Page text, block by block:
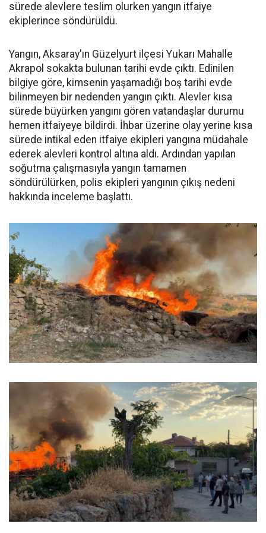
sürede alevlere teslim olurken yangın itfaiye
ekiplerince söndürüldü.
Yangın, Aksaray'ın Güzelyurt ilçesi Yukarı Mahalle
Akrapol sokakta bulunan tarihi evde çıktı. Edinilen
bilgiye göre, kimsenin yaşamadığı boş tarihi evde
bilinmeyen bir nedenden yangın çıktı. Alevler kısa
sürede büyürken yangını gören vatandaşlar durumu
hemen itfaiyeye bildirdi. İhbar üzerine olay yerine kısa
sürede intikal eden itfaiye ekipleri yangına müdahale
ederek alevleri kontrol altına aldı. Ardından yapılan
soğutma çalışmasıyla yangın tamamen
söndürülürken, polis ekipleri yangının çıkış nedeni
hakkında inceleme başlattı.